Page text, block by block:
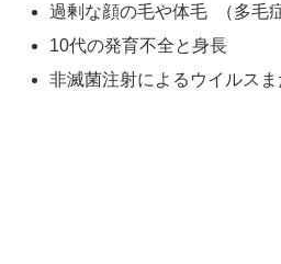
過剰な顔の毛や体毛 （多毛
10代の発育不全と身長
非滅菌注射によるウイルス